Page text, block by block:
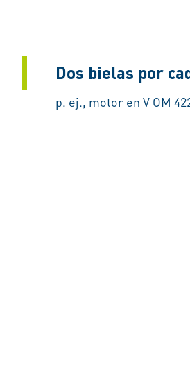
Dos bielas por
p. ej., motor en V OM